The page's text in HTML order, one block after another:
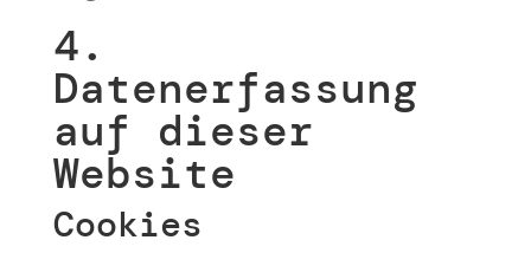
4.
Datenerfassung
auf dieser
Website
Cookies